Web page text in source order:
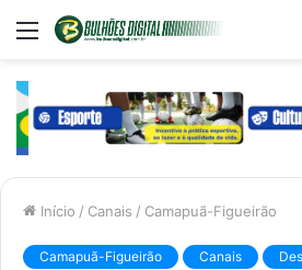
Menu
Início / Canais / Camapuã-Figueirão
Camapuã-Figueirão Canais